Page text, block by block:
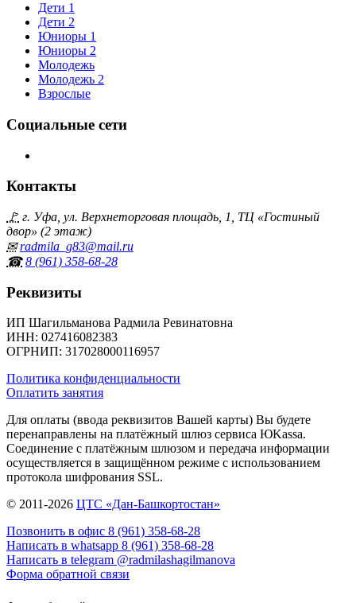
Дети 1
Дети 2
Юниоры 1
Юниоры 2
Молодежь
Молодежь 2
Взрослые
Социальные сети
Контакты
🚩 г. Уфа, ул. Верхнеторговая площадь, 1, ТЦ «Гостиный
двор» (2 этаж)
✉ radmila_g83@mail.ru
☎ 8 (961) 358‑68‑28
Реквизиты
ИП Шагильманова Радмила Ревинатовна
ИНН: 027416082383
ОГРНИП: 317028000116957
Политика конфиденциальности
Оплатить занятия
Для оплаты (ввода реквизитов Вашей карты) Вы будете
перенаправлены на платёжный шлюз сервиса ЮKassa.
Соединение с платёжным шлюзом и передача информации
осуществляется в защищённом режиме с использованием
протокола шифрования SSL.
© 2011-2026 ЦТС «Дан-Башкортостан»
Позвонить в офис 8 (961) 358‑68‑28
Написать в whatsapp 8 (961) 358‑68‑28
Написать в telegram @radmilashagilmanova
Форма обратной связи